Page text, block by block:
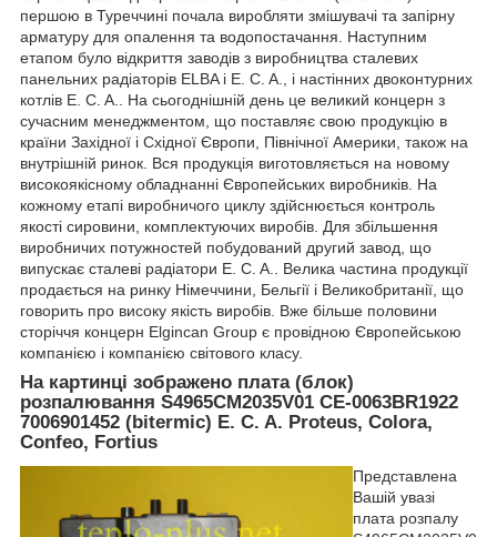
першою в Туреччині почала виробляти змішувачі та запірну
арматуру для опалення та водопостачання. Наступним
етапом було відкриття заводів з виробництва сталевих
панельних радіаторів ELBA і E. C. A., і настінних двоконтурних
котлів E. C. A.. На сьогоднішній день це великий концерн з
сучасним менеджментом, що поставляє свою продукцію в
країни Західної і Східної Європи, Північної Америки, також на
внутрішній ринок. Вся продукція виготовляється на новому
високоякісному обладнанні Європейських виробників. На
кожному етапі виробничого циклу здійснюється контроль
якості сировини, комплектуючих виробів. Для збільшення
виробничих потужностей побудований другий завод, що
випускає сталеві радіатори E. C. A.. Велика частина продукції
продається на ринку Німеччини, Бельгії і Великобританії, що
говорить про високу якість виробів. Вже більше половини
сторіччя концерн Elgincan Group є провідною Європейською
компанією і компанією світового класу.
На картинці зображено плата (блок)
розпалювання S4965CM2035V01 CE-0063BR1922
7006901452 (bitermic) E. C. A. Proteus, Colora,
Confeo, Fortius
Представлена
Вашій увазі
плата розпалу